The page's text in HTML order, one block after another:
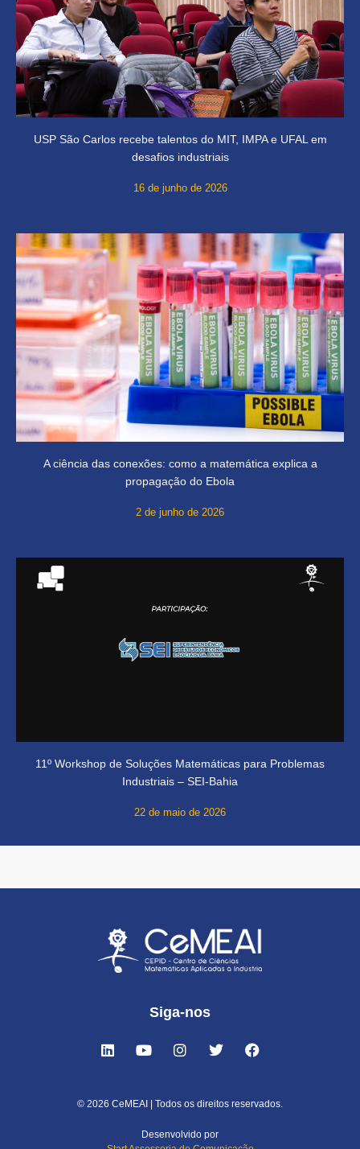
USP São Carlos recebe talentos do MIT, IMPA e UFAL em
desafios industriais
16 de junho de 2026
A ciência das conexões: como a matemática explica a
propagação do Ebola
2 de junho de 2026
11º Workshop de Soluções Matemáticas para Problemas
Industriais – SEI-Bahia
22 de maio de 2026
Siga-nos
© 2026 CeMEAI | Todos os direitos reservados.
Desenvolvido por